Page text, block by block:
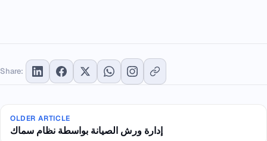
Share:
OLDER ARTICLE
إدارة ورش الصيانة بواسطة نظام سماك